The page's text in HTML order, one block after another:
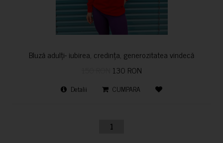
Bluză adulți- iubirea, credința, generozitatea vindecă
130 RON
Detalii CUMPARA
1